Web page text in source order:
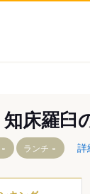
床羅
ランチ 詳